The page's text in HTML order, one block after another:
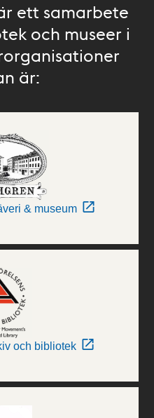
ett samarbete
och museer i
är:
& museum
och bibliotek